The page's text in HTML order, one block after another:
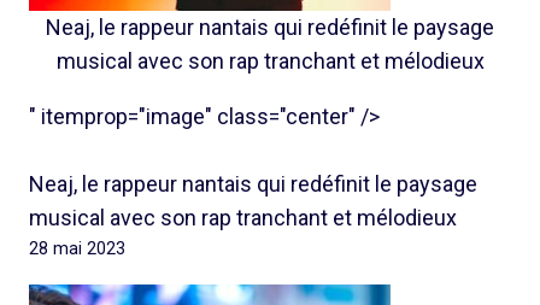
Neaj, le rappeur nantais qui redéfinit le paysage
musical avec son rap tranchant et mélodieux
" itemprop="image" class="center" />
Neaj, le rappeur nantais qui redéfinit le paysage
musical avec son rap tranchant et mélodieux
28 mai 2023